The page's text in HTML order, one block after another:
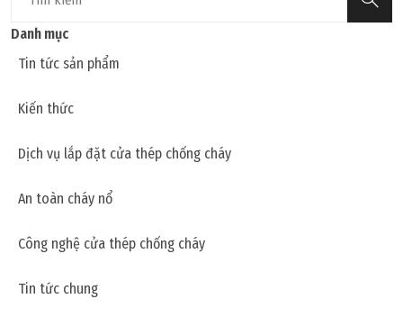
Danh mục
Tin tức sản phẩm
Kiến thức
Dịch vụ lắp đặt cửa thép chống cháy
An toàn cháy nổ
Công nghệ cửa thép chống cháy
Tin tức chung